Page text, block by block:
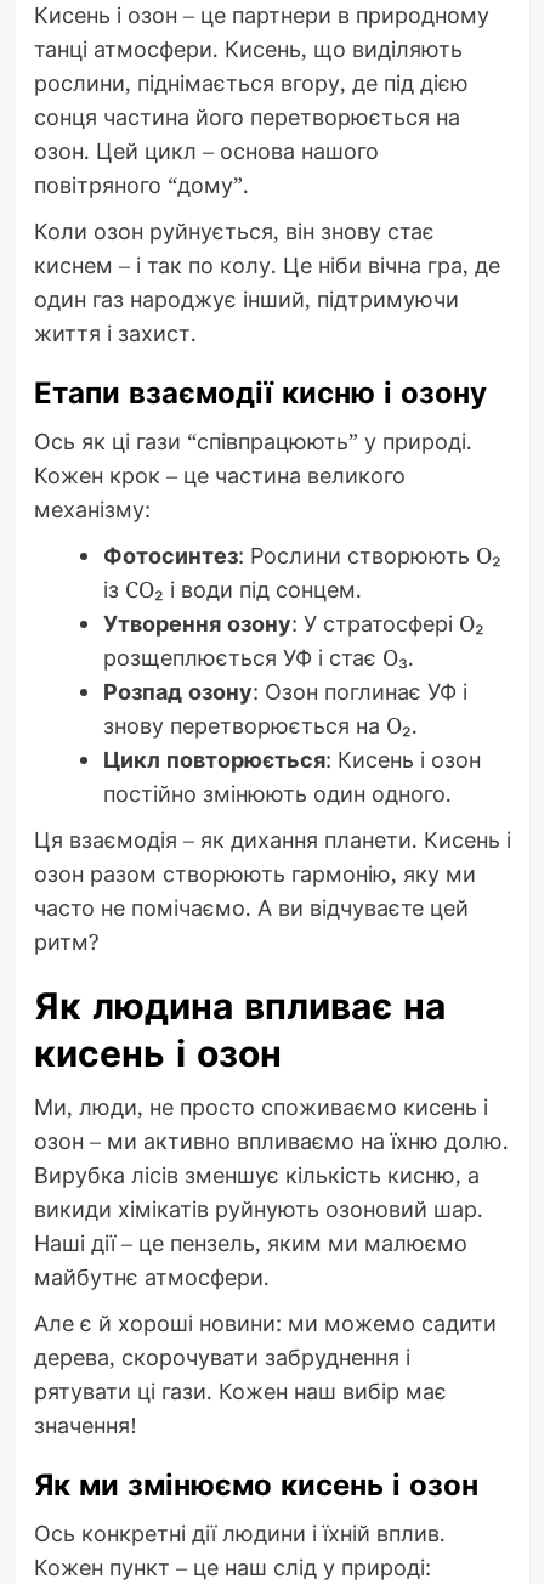
Кисень і озон – це партнери в природному
танці атмосфери. Кисень, що виділяють
рослини, піднімається вгору, де під дією
сонця частина його перетворюється на
озон. Цей цикл – основа нашого
повітряного “дому”.
Коли озон руйнується, він знову стає
киснем – і так по колу. Це ніби вічна гра, де
один газ народжує інший, підтримуючи
життя і захист.
Етапи взаємодії кисню і озону
Ось як ці гази “співпрацюють” у природі.
Кожен крок – це частина великого
механізму:
Фотосинтез: Рослини створюють O₂
із CO₂ і води під сонцем.
Утворення озону: У стратосфері O₂
розщеплюється УФ і стає O₃.
Розпад озону: Озон поглинає УФ і
знову перетворюється на O₂.
Цикл повторюється: Кисень і озон
постійно змінюють один одного.
Ця взаємодія – як дихання планети. Кисень і
озон разом створюють гармонію, яку ми
часто не помічаємо. А ви відчуваєте цей
ритм?
Як людина впливає на
кисень і озон
Ми, люди, не просто споживаємо кисень і
озон – ми активно впливаємо на їхню долю.
Вирубка лісів зменшує кількість кисню, а
викиди хімікатів руйнують озоновий шар.
Наші дії – це пензель, яким ми малюємо
майбутнє атмосфери.
Але є й хороші новини: ми можемо садити
дерева, скорочувати забруднення і
рятувати ці гази. Кожен наш вибір має
значення!
Як ми змінюємо кисень і озон
Ось конкретні дії людини і їхній вплив.
Кожен пункт – це наш слід у природі: